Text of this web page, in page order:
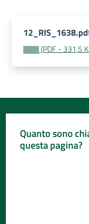
(PDF - 331,5
Quanto sono
questa pagina?